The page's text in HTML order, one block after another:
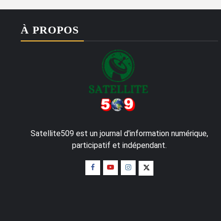
À PROPOS
Satellite509 est un journal d'information numérique,
participatif et indépendant.